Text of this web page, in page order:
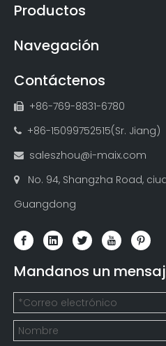
Productos
Navegación
Contáctenos
 +86-769-8831-6780
 +86-15099752515(Sr. Jiang)
 saleszhou@i-maix.com

No. 94, Shangzha Road,
Guangdong
Mandanos un